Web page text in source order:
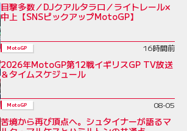
目撃多数／DJクアルタラロ／ライトレール×
中上【SNSピックアップMotoGP】
MotoGP 16時間前
2026年MotoGP第12戦イギリスGP TV放送
＆タイムスケジュール
MotoGP 08-05
苦境から再び頂点へ。シュタイナーが語るマ